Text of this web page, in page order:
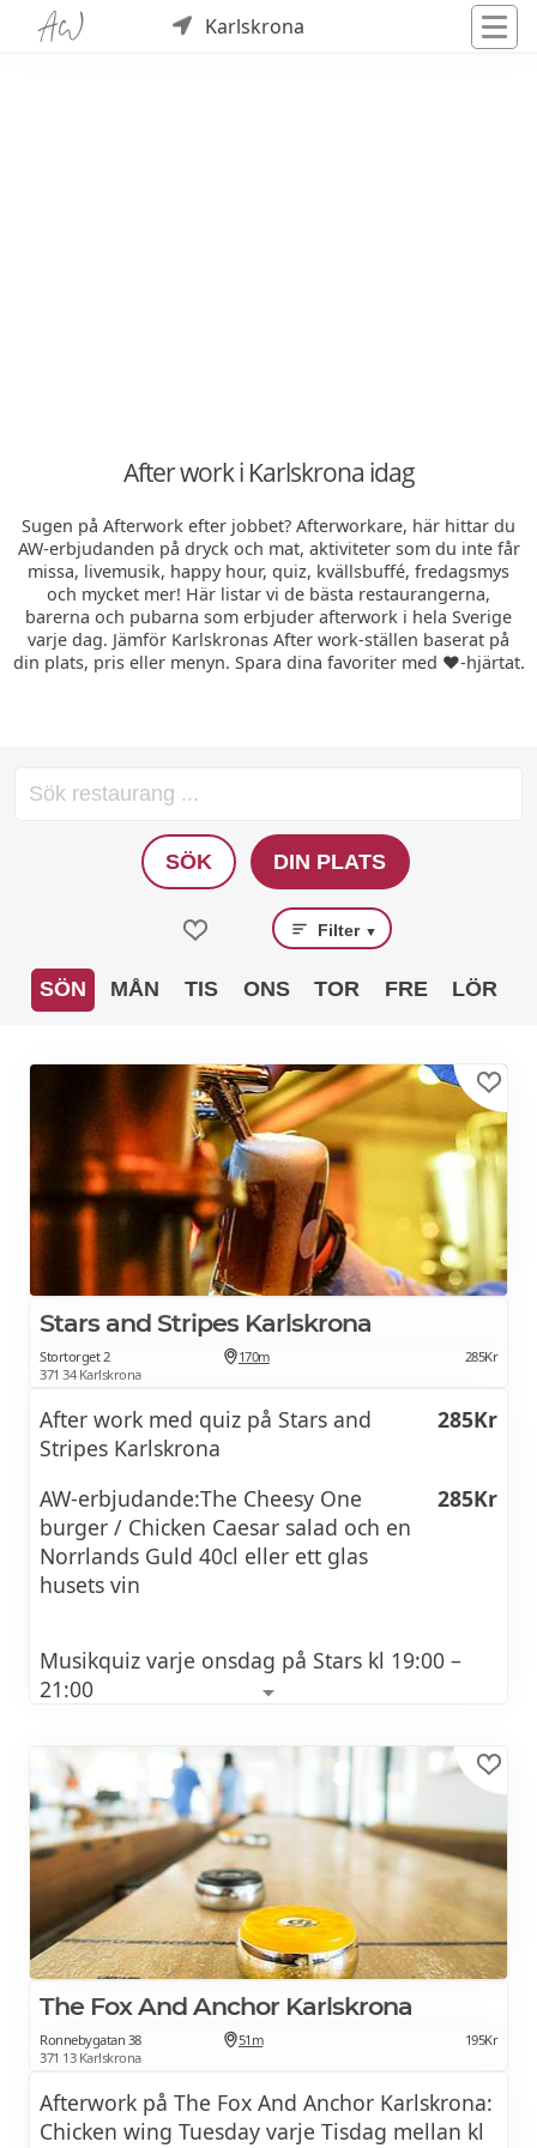
Karlskrona
After work i Karlskrona idag
Sugen på Afterwork efter jobbet? Afterworkare, här hittar du
AW-erbjudanden på dryck och mat, aktiviteter som du inte får
missa, livemusik, happy hour, quiz, kvällsbuffé, fredagsmys
och mycket mer! Här listar vi de bästa restaurangerna,
barerna och pubarna som erbjuder afterwork i hela Sverige
varje dag. Jämför Karlskronas After work-ställen baserat på
din plats, pris eller menyn. Spara dina favoriter med ❤️-hjärtat.
SÖK DIN PLATS
Filter ▼
SÖN MÅN TIS ONS TOR FRE LÖR
Stars and Stripes Karlskrona
Stortorget 2
371 34 Karlskrona
170m 285Kr
After work med quiz på Stars and
Stripes Karlskrona
285Kr
AW-erbjudande:The Cheesy One
burger / Chicken Caesar salad och en
Norrlands Guld 40cl eller ett glas
husets vin
285Kr
Musikquiz varje onsdag på Stars kl 19:00 –
21:00
Uppvärmning och käk kl 17:30 – 18:30.
Kommande quiz-teman 2026:
4/3 MelloQuiz
25/3 Country och blandat
8/4 80-tal
22/4 Jorden runt
13/5 Party
27/5 Sweden Rock
The Fox And Anchor Karlskrona
Ronnebygatan 38
371 13 Karlskrona
51m 195Kr
Afterwork på The Fox And Anchor Karlskrona:
Chicken wing Tuesday varje Tisdag mellan kl